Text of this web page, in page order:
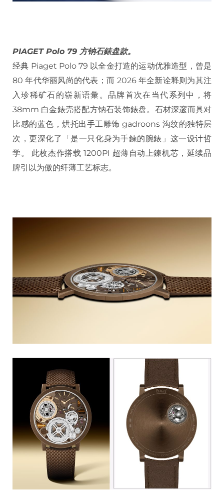
PIAGET Polo 79 方钠石錶盘款。
经典 Piaget Polo 79 以全金打造的运动优雅造型，曾是
80 年代华丽风尚的代表；而 2026 年全新诠释则为其注
入珍稀矿石的崭新语彙。品牌首次在当代系列中，将
38mm 白金錶壳搭配方钠石装饰錶盘。石材深邃而具对
比感的蓝色，烘托出手工雕饰 gadroons 沟纹的独特层
次，更深化了「是一只化身为手鍊的腕錶」这一设计哲
学。 此枚杰作搭载 1200PI 超薄自动上鍊机芯，延续品
牌引以为傲的纤薄工艺标志。